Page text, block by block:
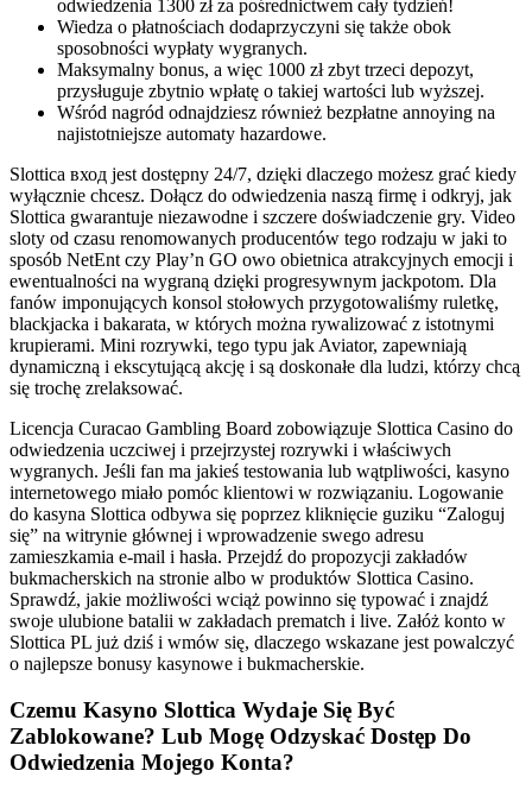
odwiedzenia 1300 zł za pośrednictwem cały tydzień!
Wiedza o płatnościach dodaprzyczyni się także obok
sposobności wypłaty wygranych.
Maksymalny bonus, a więc 1000 zł zbyt trzeci depozyt,
przysługuje zbytnio wpłatę o takiej wartości lub wyższej.
Wśród nagród odnajdziesz również bezpłatne annoying na
najistotniejsze automaty hazardowe.
Slottica вход jest dostępny 24/7, dzięki dlaczego możesz grać kiedy
wyłącznie chcesz. Dołącz do odwiedzenia naszą firmę i odkryj, jak
Slottica gwarantuje niezawodne i szczere doświadczenie gry. Video
sloty od czasu renomowanych producentów tego rodzaju w jaki to
sposób NetEnt czy Play’n GO owo obietnica atrakcyjnych emocji i
ewentualności na wygraną dzięki progresywnym jackpotom. Dla
fanów imponujących konsol stołowych przygotowaliśmy ruletkę,
blackjacka i bakarata, w których można rywalizować z istotnymi
krupierami. Mini rozrywki, tego typu jak Aviator, zapewniają
dynamiczną i ekscytującą akcję i są doskonałe dla ludzi, którzy chcą
się trochę zrelaksować.
Licencja Curacao Gambling Board zobowiązuje Slottica Casino do
odwiedzenia uczciwej i przejrzystej rozrywki i właściwych
wygranych. Jeśli fan ma jakieś testowania lub wątpliwości, kasyno
internetowego miało pomóc klientowi w rozwiązaniu. Logowanie
do kasyna Slottica odbywa się poprzez kliknięcie guziku “Zaloguj
się” na witrynie głównej i wprowadzenie swego adresu
zamieszkamia e-mail i hasła. Przejdź do propozycji zakładów
bukmacherskich na stronie albo w produktów Slottica Casino.
Sprawdź, jakie możliwości wciąż powinno się typować i znajdź
swoje ulubione batalii w zakładach prematch i live. Załóż konto w
Slottica PL już dziś i wmów się, dlaczego wskazane jest powalczyć
o najlepsze bonusy kasynowe i bukmacherskie.
Czemu Kasyno Slottica Wydaje Się Być
Zablokowane? Lub Mogę Odzyskać Dostęp Do
Odwiedzenia Mojego Konta?